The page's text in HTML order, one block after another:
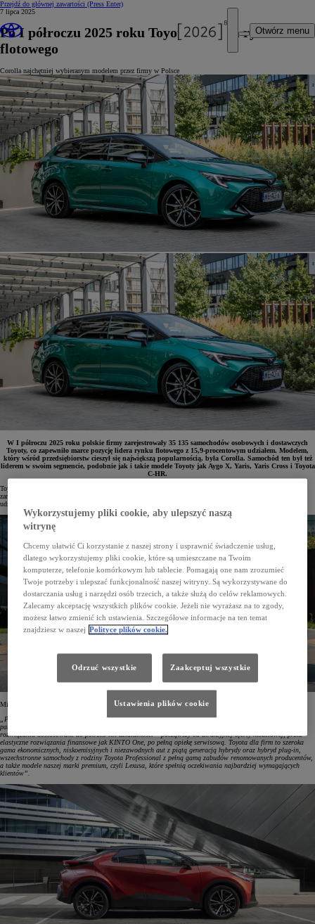
Przejdź do głównej zawartości (Press Enter)
Otwórz menu
7 lipca 2025
Po I półroczu 2025 roku Toyota liderem rynku
flotowego
Corolla najchętniej wybieranym modelem przez firmy w Polsce
W I półroczu 2025 roku polskie firmy zarejestrowały 35 135 samochodów osobowych i dostawczych
Toyoty, co zapewniło marce pozycję lidera rynku flotowego z 15,9-procentowym udziałem. Modelem,
który wśród przedsiębiorstw cieszył się największą popularnością, była Corolla. Samochód ten był też
liderem w swoim segmencie, podobnie jak i takie modele Toyoty jak Aygo X, Yaris, Yaris Cross i Toyota
C-HR.
Toyota utrzymuje pozycję lidera sprzedaży flotowej w Polsce. Od stycznia do czerwca 2025 roku firmy
zarejestrowały 35 135 samochodów osobowych i dostawczych marki, co przełożyło się na 15,9-procentowy
udział w rynku.
Mirosław Sochacki, Corporate Sales Senior Manager w Toyota Central Europe, tak to skomentował:
„Pozycja lidera rynku flotowego w Polsce to efekt zaufania, jakim obdarzają nas klienci. Wiemy, że nasi
partnerzy bardzo dokładnie analizują sytuację na rynku, dlatego dokładamy wszelkich starań, by oferować
rozwiązania dostosowane do potrzeb ich działalności – począwszy od atrakcyjnej oferty modelowej, przez
elastyczne rozwiązania finansowe jak KINTO One, po pełną opiekę serwisową. Toyota dla firm to szeroka
gama ekonomicznych, niskoemisyjnych i niezawodnych aut z piątą generacją hybrydy oraz hybryd plug-in,
wszechstronne samochody z rodziny Toyota Professional z pełną gamą zabudów renomowanych producentów,
a także modele naszej marki premium, czyli Lexusa, które spełnią oczekiwania najbardziej wymagających
klientów”.
Wykorzystujemy pliki cookie, aby ulepszyć naszą
witrynę
Chcemy ułatwić Ci korzystanie z naszej strony i usprawnić świadczenie usług,
dlatego wykorzystujemy pliki cookie, które są umieszczane na Twoim
komputerze, telefonie komórkowym lub tablecie. Pomagają one nam zrozumieć
Twoje potrzeby i ulepszać funkcjonalność naszej witryny. Są wykorzystywane do
dostarczania usług i narzędzi osób trzecich, a także służą do celów reklamowych.
Zalecamy akceptację wszystkich plików cookie. Jeżeli nie wyrażasz na to zgody,
możesz łatwo zmienić ich ustawienia. Szczegółowe informacje na ten temat
znajdziesz w naszej Polityce plików cookie.
Odrzuć wszystkie Zaakceptuj wszystkie
Ustawienia plików cookie